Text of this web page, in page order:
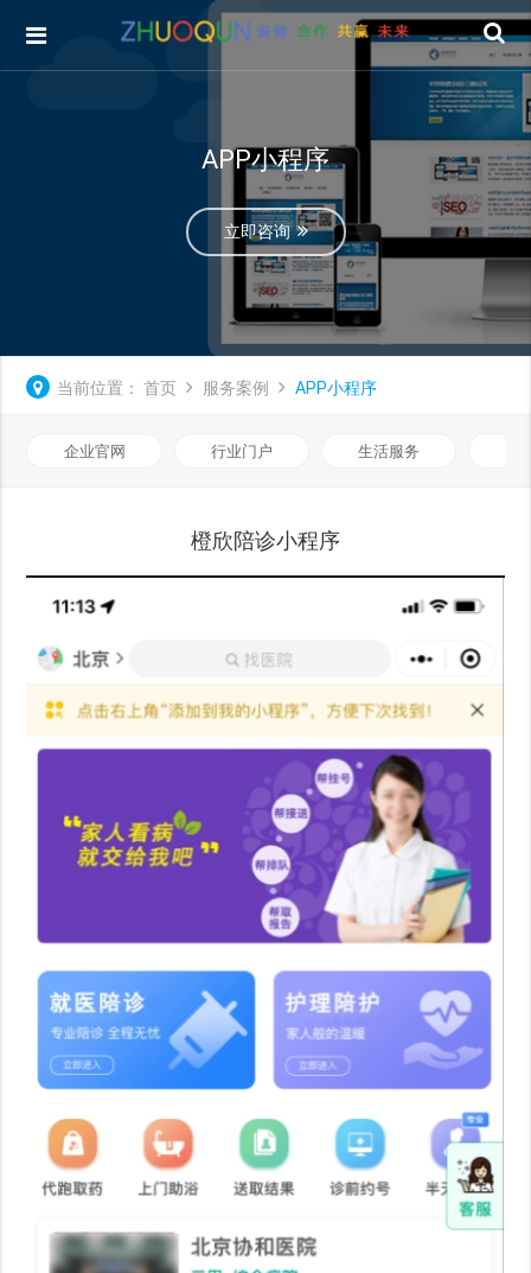
APP小程序
立即咨询
当前位置： 首页 服务案例 APP小程序
企业官网 行业门户 生活服务
橙欣陪诊小程序